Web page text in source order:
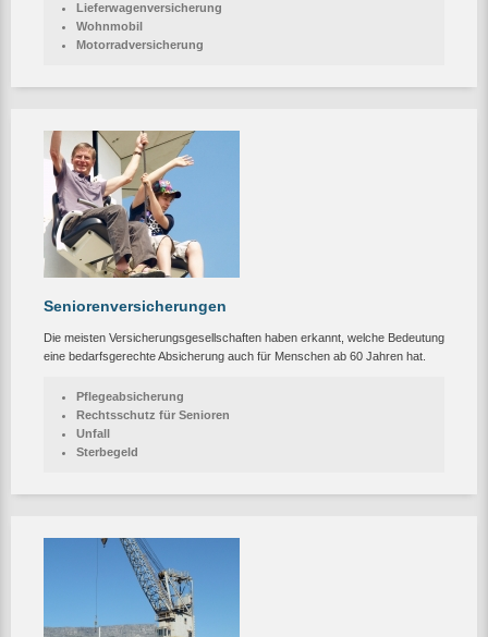
Lieferwagenversicherung
Wohnmobil
Motorradversicherung
Seniorenversicherungen
Die meisten Versicherungsgesellschaften haben erkannt, welche Bedeutung
eine bedarfsgerechte Absicherung auch für Menschen ab 60 Jahren hat.
Pflegeabsicherung
Rechtsschutz für Senioren
Unfall
Sterbegeld